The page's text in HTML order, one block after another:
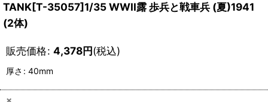
TANK[T-35057]1/35 WWII露 歩兵と戦車兵 (夏)1941
(2体)
販売価格: 4,378円(税込)
厚さ : 40mm